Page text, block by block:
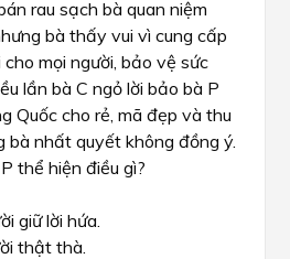
rau sạch bà quan niệm
bà thấy vui vì cung cấp
mọi người, bảo vệ sức
lần bà C ngỏ lời bảo bà P
Quốc cho rẻ, mã đẹp và thu
bà nhất quyết không đồng ý.
thể hiện điều gì?
giữ lời hứa.
thật thà.